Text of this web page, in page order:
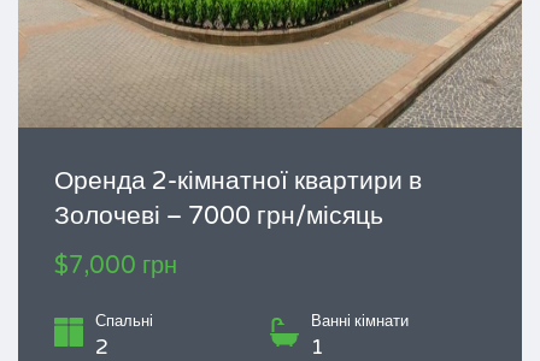
Оренда 2-кімнатної квартири в
Золочеві – 7000 грн/місяць
$7,000 грн
Спальні
2
Ванні кімнати
1